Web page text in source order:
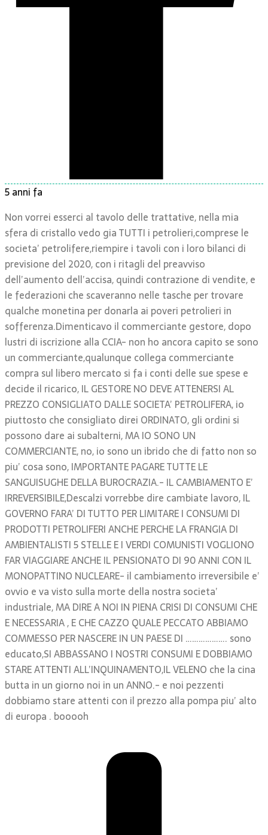
5 anni fa
Non vorrei esserci al tavolo delle trattative, nella mia
sfera di cristallo vedo gia TUTTI i petrolieri,comprese le
societa’ petrolifere,riempire i tavoli con i loro bilanci di
previsione del 2020, con i ritagli del preavviso
dell’aumento dell’accisa, quindi contrazione di vendite, e
le federazioni che scaveranno nelle tasche per trovare
qualche monetina per donarla ai poveri petrolieri in
sofferenza.Dimenticavo il commerciante gestore, dopo
lustri di iscrizione alla CCIA- non ho ancora capito se sono
un commerciante,qualunque collega commerciante
compra sul libero mercato si fa i conti delle sue spese e
decide il ricarico, IL GESTORE NO DEVE ATTENERSI AL
PREZZO CONSIGLIATO DALLE SOCIETA’ PETROLIFERA, io
piuttosto che consigliato direi ORDINATO, gli ordini si
possono dare ai subalterni, MA IO SONO UN
COMMERCIANTE, no, io sono un ibrido che di fatto non so
piu’ cosa sono, IMPORTANTE PAGARE TUTTE LE
SANGUISUGHE DELLA BUROCRAZIA.- IL CAMBIAMENTO E’
IRREVERSIBILE,Descalzi vorrebbe dire cambiate lavoro, IL
GOVERNO FARA’ DI TUTTO PER LIMITARE I CONSUMI DI
PRODOTTI PETROLIFERI ANCHE PERCHE LA FRANGIA DI
AMBIENTALISTI 5 STELLE E I VERDI COMUNISTI VOGLIONO
FAR VIAGGIARE ANCHE IL PENSIONATO DI 90 ANNI CON IL
MONOPATTINO NUCLEARE- il cambiamento irreversibile e’
ovvio e va visto sulla morte della nostra societa’
industriale, MA DIRE A NOI IN PIENA CRISI DI CONSUMI CHE
E NECESSARIA , E CHE CAZZO QUALE PECCATO ABBIAMO
COMMESSO PER NASCERE IN UN PAESE DI ………………. sono
educato,SI ABBASSANO I NOSTRI CONSUMI E DOBBIAMO
STARE ATTENTI ALL’INQUINAMENTO,IL VELENO che la cina
butta in un giorno noi in un ANNO.- e noi pezzenti
dobbiamo stare attenti con il prezzo alla pompa piu’ alto
di europa . booooh